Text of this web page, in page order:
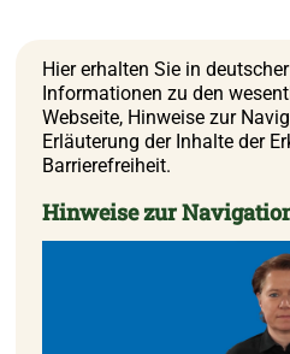
Hier erhalten Sie in
Informationen zu den
Webseite, Hinweise zur
Erläuterung der Inhalte der
Barrierefreiheit.
Hinweise zur